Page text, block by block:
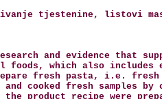
tjestenine, listovi
and evidence that
which also includes
fresh pasta, i.e. fresh
cooked fresh samples
product recipe were